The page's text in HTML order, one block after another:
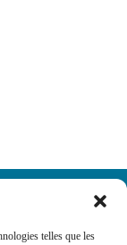
telles que les